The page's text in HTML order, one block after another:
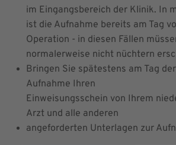
im Eingangsbereich der Klinik. In
ist die Aufnahme bereits am Tag
Operation - in diesen Fällen
normalerweise nicht nüchtern
Bringen Sie spätestens am Tag
Aufnahme Ihren
Einweisungsschein von Ihrem
Arzt und alle anderen
angeforderten Unterlagen zur